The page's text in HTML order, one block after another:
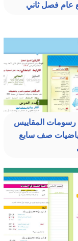
فصل ثاني
المقاييس
صف سابع